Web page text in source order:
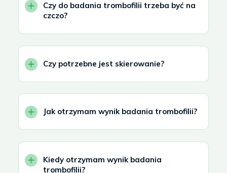
Czy do badania trombofilii trzeba być na
czczo?
Czy potrzebne jest skierowanie?
Jak otrzymam wynik badania trombofilii?
Kiedy otrzymam wynik badania
trombofilii?